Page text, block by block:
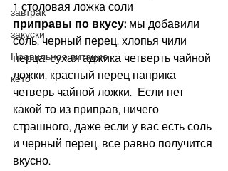
завтрак
закуски
Правильное питание
кето
1 столовая ложка соли
приправы по вкусу: мы добавили
соль. черный перец. хлопья чили
перца, сухая аджика четверть чайной
ложки, красный перец паприка
четверь чайной ложки.  Если нет
какой то из приправ, ничего
страшного, даже если у вас есть соль
и черный перец, все равно получится
вкусно.